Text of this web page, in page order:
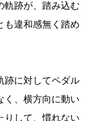
軌跡が、踏み込む
も違和感無く踏め
跡に対してペダル
く、横方向に動い
りして、慣れない